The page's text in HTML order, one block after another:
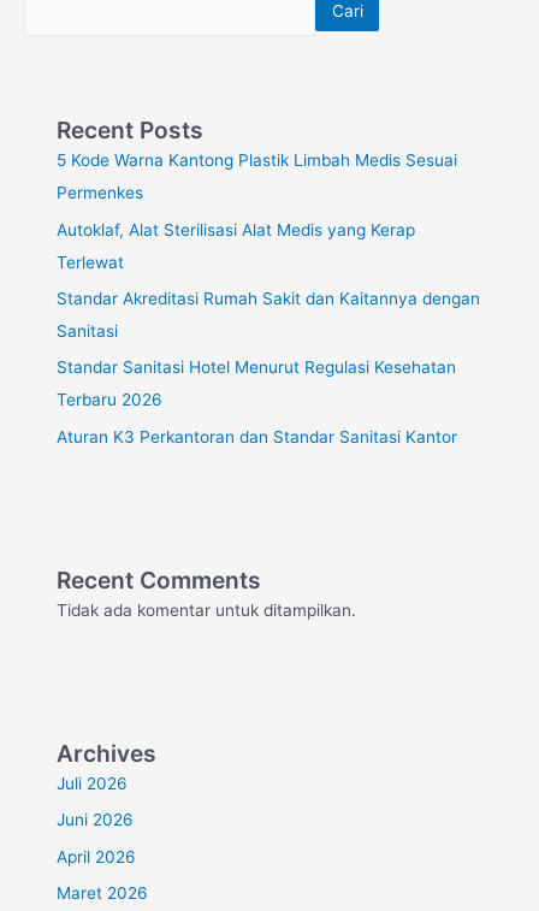
Cari
Recent Posts
5 Kode Warna Kantong Plastik Limbah Medis Sesuai
Permenkes
Autoklaf, Alat Sterilisasi Alat Medis yang Kerap
Terlewat
Standar Akreditasi Rumah Sakit dan Kaitannya dengan
Sanitasi
Standar Sanitasi Hotel Menurut Regulasi Kesehatan
Terbaru 2026
Aturan K3 Perkantoran dan Standar Sanitasi Kantor
Recent Comments
Tidak ada komentar untuk ditampilkan.
Archives
Juli 2026
Juni 2026
April 2026
Maret 2026